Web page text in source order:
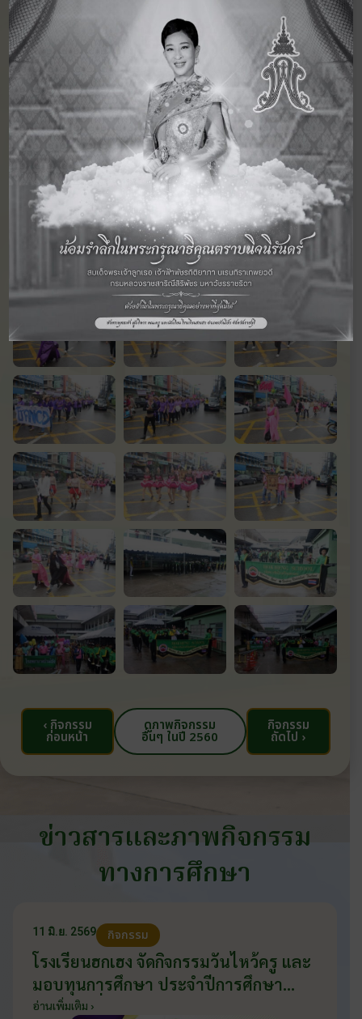
‹ กิจกรรม
ก่อนหน้า
ดูภาพกิจกรรม
อื่นๆ ในปี 2560
กิจกรรม
ถัดไป ›
ข่าวสารและภาพกิจกรรม
ทางการศึกษา
11 มิ.ย. 2569 กิจกรรม
โรงเรียนฮกเฮง จัดกิจกรรมวันไหว้ครู และ
มอบทุนการศึกษา ประจำปีการศึกษา
2569 วันที่ 11 มิถุนายน 2569
อ่านเพิ่มเติม ›